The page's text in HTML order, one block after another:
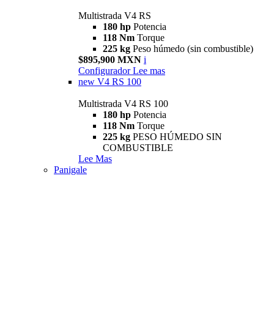
Multistrada V4 RS
180 hp Potencia
118 Nm Torque
225 kg Peso húmedo (sin combustible)
$895,900 MXN i
Configurador Lee mas
new V4 RS 100
Multistrada V4 RS 100
180 hp Potencia
118 Nm Torque
225 kg PESO HÚMEDO SIN
COMBUSTIBLE
Lee Mas
Panigale